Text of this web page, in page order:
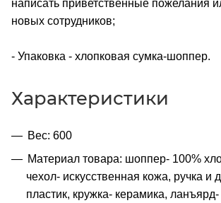
написать приветственные пожелания
новых сотрудников;
- Упаковка - хлопковая сумка-шоппер.
Характеристики
Вес: 600
Материал товара: шоппер- 100%
чехол- искусственная кожа, ручка и
пластик, кружка- керамика,